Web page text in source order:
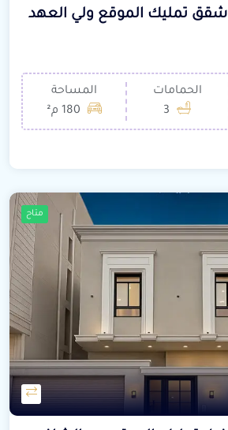
مشروع رقم 676 شقق تمليك الموقع ولي العهد
الحمامات
3
المساحة
180 م²
متاح